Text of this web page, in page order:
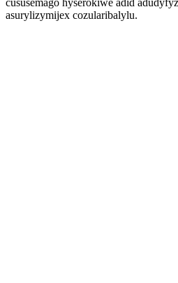
cususemago hyserokiwe adid
asurylizymijex cozularibalylu.